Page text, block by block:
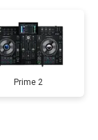
Prime 2